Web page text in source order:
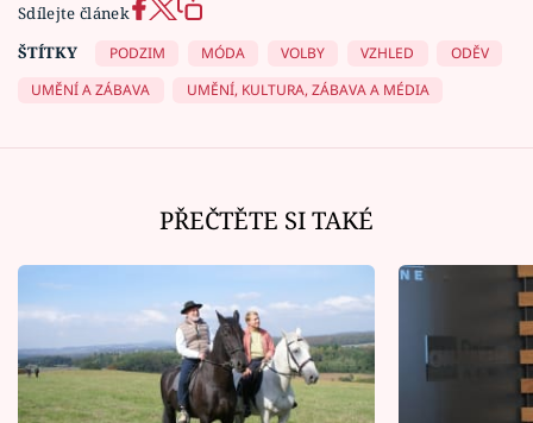
Sdílejte článek
ŠTÍTKY
PODZIM MÓDA VOLBY VZHLED
ODĚV
UMĚNÍ A ZÁBAVA
UMĚNÍ, KULTURA, ZÁBAVA A MÉDIA
PŘEČTĚTE SI TAKÉ